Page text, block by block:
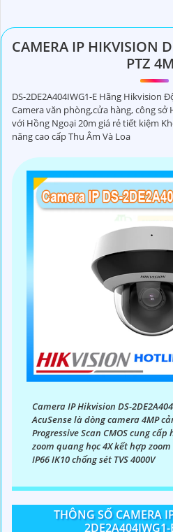
CAMERA IP HIKVISION
PTZ
DS-2DE2A404IWG1-E Hãng Hikvision
Camera văn phòng,cửa hàng, công
với Hồng Ngoại 20m giá rẻ tiết kiệm
năng cao cấp Thu Âm Và Loa
Camera IP Hikvision DS-
AcuSense là dòng camera 4MP
Progressive Scan CMOS cung
zoom quang học 4X kết hợp
IP66 IK10 chống sét TVS 4000V
THÔNG SỐ CAMERA
2DE2A404IWG1-